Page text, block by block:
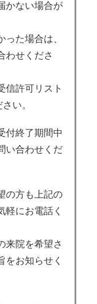
かない場合が
た場合は、
わせくださ
信許可リスト
い。
付終了期間中
い合わせくだ
の方も上記の
軽にお電話く
来院を希望さ
をお知らせく